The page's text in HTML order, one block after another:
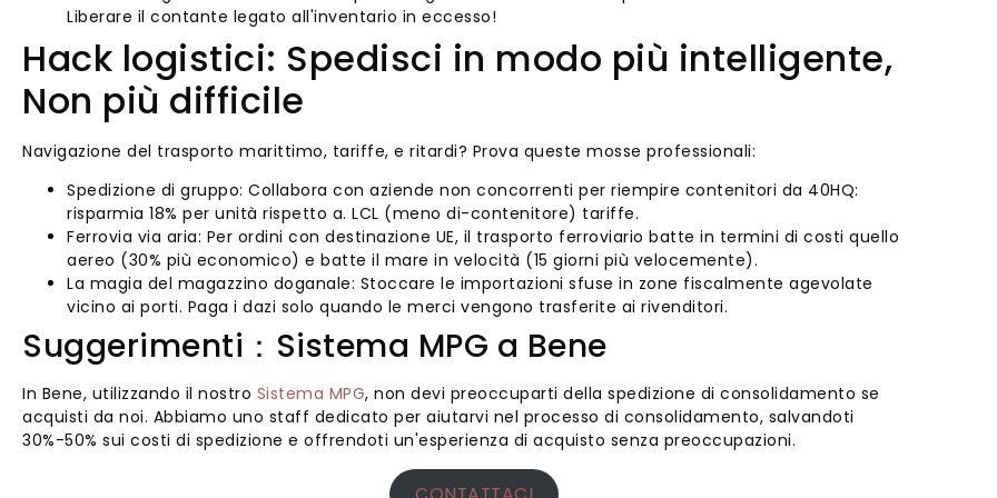
Liberare il contante legato all'inventario in eccesso!
Hack logistici: Spedisci in modo più intelligente,
Non più difficile
Navigazione del trasporto marittimo, tariffe, e ritardi? Prova queste mosse professionali:
Spedizione di gruppo: Collabora con aziende non concorrenti per riempire contenitori da 40HQ:
risparmia 18% per unità rispetto a. LCL (meno di-contenitore) tariffe.
Ferrovia via aria: Per ordini con destinazione UE, il trasporto ferroviario batte in termini di costi quello
aereo (30% più economico) e batte il mare in velocità (15 giorni più velocemente).
La magia del magazzino doganale: Stoccare le importazioni sfuse in zone fiscalmente agevolate
vicino ai porti. Paga i dazi solo quando le merci vengono trasferite ai rivenditori.
Suggerimenti：Sistema MPG a Bene
In Bene, utilizzando il nostro Sistema MPG, non devi preoccuparti della spedizione di consolidamento se
acquisti da noi. Abbiamo uno staff dedicato per aiutarvi nel processo di consolidamento, salvandoti
30%-50% sui costi di spedizione e offrendoti un'esperienza di acquisto senza preoccupazioni.